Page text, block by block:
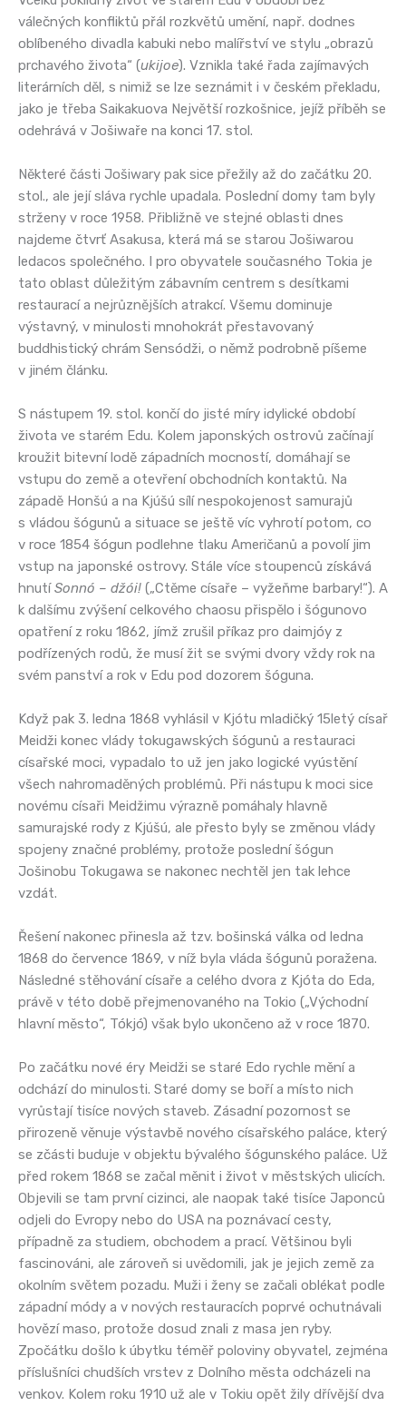
válečných konfliktů přál rozkvětů umění, např. dodnes
oblíbeného divadla kabuki nebo malířství ve stylu „obrazů
prchavého života“ (ukijoe). Vznikla také řada zajímavých
literárních děl, s nimiž se lze seznámit i v českém překladu,
jako je třeba Saikakuova Největší rozkošnice, jejíž příběh se
odehrává v Jošiwaře na konci 17. stol.
Některé části Jošiwary pak sice přežily až do začátku 20.
stol., ale její sláva rychle upadala. Poslední domy tam byly
strženy v roce 1958. Přibližně ve stejné oblasti dnes
najdeme čtvrť Asakusa, která má se starou Jošiwarou
ledacos společného. I pro obyvatele současného Tokia je
tato oblast důležitým zábavním centrem s desítkami
restaurací a nejrůznějších atrakcí. Všemu dominuje
výstavný, v minulosti mnohokrát přestavovaný
buddhistický chrám Sensódži, o němž podrobně píšeme
v jiném článku.
S nástupem 19. stol. končí do jisté míry idylické období
života ve starém Edu. Kolem japonských ostrovů začínají
kroužit bitevní lodě západních mocností, domáhají se
vstupu do země a otevření obchodních kontaktů. Na
západě Honšú a na Kjúšú sílí nespokojenost samurajů
s vládou šógunů a situace se ještě víc vyhrotí potom, co
v roce 1854 šógun podlehne tlaku Američanů a povolí jim
vstup na japonské ostrovy. Stále více stoupenců získává
hnutíSonnó – džói! („Ctěme císaře – vyžeňme barbary!“). A
k dalšímu zvýšení celkového chaosu přispělo i šógunovo
opatření z roku 1862, jímž zrušil příkaz pro daimjóy z
podřízených rodů, že musí žit se svými dvory vždy rok na
svém panství a rok v Edu pod dozorem šóguna.
Když pak 3. ledna 1868 vyhlásil v Kjótu mladičký 15letý císař
Meidži konec vlády tokugawských šógunů a restauraci
císařské moci, vypadalo to už jen jako logické vyústění
všech nahromaděných problémů. Při nástupu k moci sice
novému císaři Meidžimu výrazně pomáhaly hlavně
samurajské rody z Kjúšú, ale přesto byly se změnou vlády
spojeny značné problémy, protože poslední šógun
Jošinobu Tokugawa se nakonec nechtěl jen tak lehce
vzdát.
Řešení nakonec přinesla až tzv. bošinská válka od ledna
1868 do července 1869, v níž byla vláda šógunů poražena.
Následné stěhování císaře a celého dvora z Kjóta do Eda,
právě v této době přejmenovaného na Tokio („Východní
hlavní město“, Tókjó) však bylo ukončeno až v roce 1870.
Po začátku nové éry Meidži se staré Edo rychle mění a
odchází do minulosti. Staré domy se boří a místo nich
vyrůstají tisíce nových staveb. Zásadní pozornost se
přirozeně věnuje výstavbě nového císařského paláce, který
se zčásti buduje v objektu bývalého šógunského paláce. Už
před rokem 1868 se začal měnit i život v městských ulicích.
Objevili se tam první cizinci, ale naopak také tisíce Japonců
odjeli do Evropy nebo do USA na poznávací cesty,
případně za studiem, obchodem a prací. Většinou byli
fascinováni, ale zároveň si uvědomili, jak je jejich země za
okolním světem pozadu. Muži i ženy se začali oblékat podle
západní módy a v nových restauracích poprvé ochutnávali
hovězí maso, protože dosud znali z masa jen ryby.
Zpočátku došlo k úbytku téměř poloviny obyvatel, zejména
příslušníci chudších vrstev z Dolního města odcházeli na
venkov. Kolem roku 1910 už ale v Tokiu opět žily dřívější dva